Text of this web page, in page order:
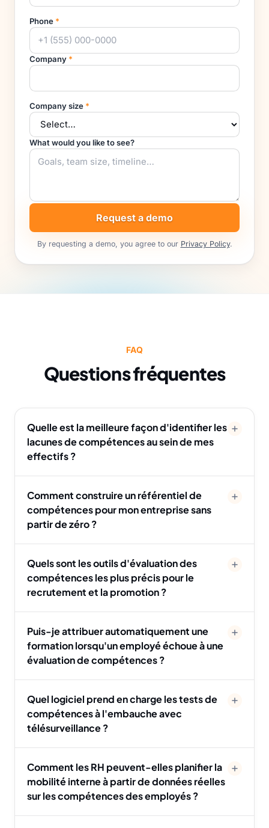
Phone *
Company *
Company size *
What would you like to see?
Request a demo
By requesting a demo, you agree to our Privacy Policy.
FAQ
Questions fréquentes
Quelle est la meilleure façon d'identifier les
lacunes de compétences au sein de mes
effectifs ?
Comment construire un référentiel de
compétences pour mon entreprise sans
partir de zéro ?
Quels sont les outils d'évaluation des
compétences les plus précis pour le
recrutement et la promotion ?
Puis-je attribuer automatiquement une
formation lorsqu'un employé échoue à une
évaluation de compétences ?
Quel logiciel prend en charge les tests de
compétences à l'embauche avec
télésurveillance ?
Comment les RH peuvent-elles planifier la
mobilité interne à partir de données réelles
sur les compétences des employés ?